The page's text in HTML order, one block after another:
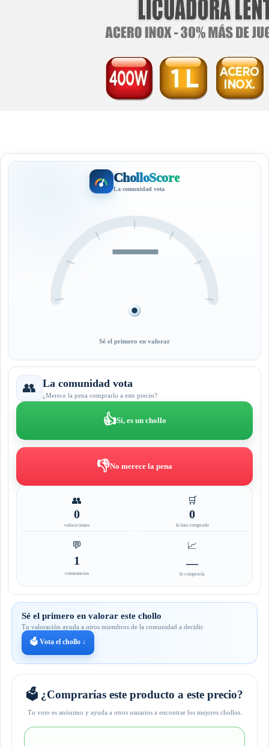
CholloScore
La comunidad vota
—
Sé el primero en valorar
👥 La comunidad vota
¿Merece la pena comprarlo a este precio?
👍Sí, es un chollo
👎No merece la pena
👥
0
valoraciones
🛒
0
lo han comprado
💬
1
comentarios
📈
—
lo compraría
Sé el primero en valorar este chollo
Tu valoración ayuda a otros miembros de la comunidad a decidir.
🗳️ Vota el chollo ↓
🗳️ ¿Comprarías este producto a este precio?
Tu voto es anónimo y ayuda a otros usuarios a encontrar los mejores chollos.